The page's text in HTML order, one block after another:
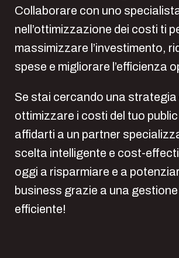
Collaborare con uno
nell’ottimizzazione dei costi ti
massimizzare l’investimento,
spese e migliorare l’efficienza
Se stai cercando una
ottimizzare i costi del tuo
affidarti a un partner
scelta intelligente e cost-
oggi a risparmiare e a
business grazie a una gestione
efficiente!